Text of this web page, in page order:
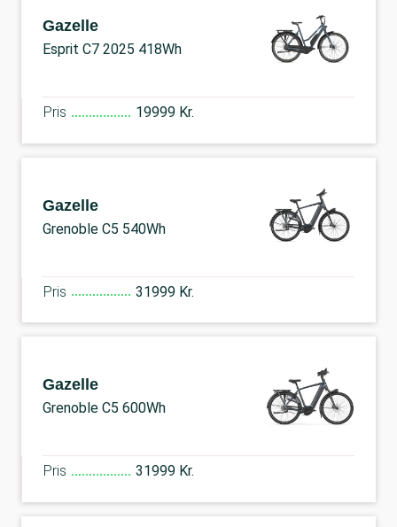
Gazelle
Esprit C7 2025 418Wh
Pris 19999 Kr.
Gazelle
Grenoble C5 540Wh
Pris 31999 Kr.
Gazelle
Grenoble C5 600Wh
Pris 31999 Kr.